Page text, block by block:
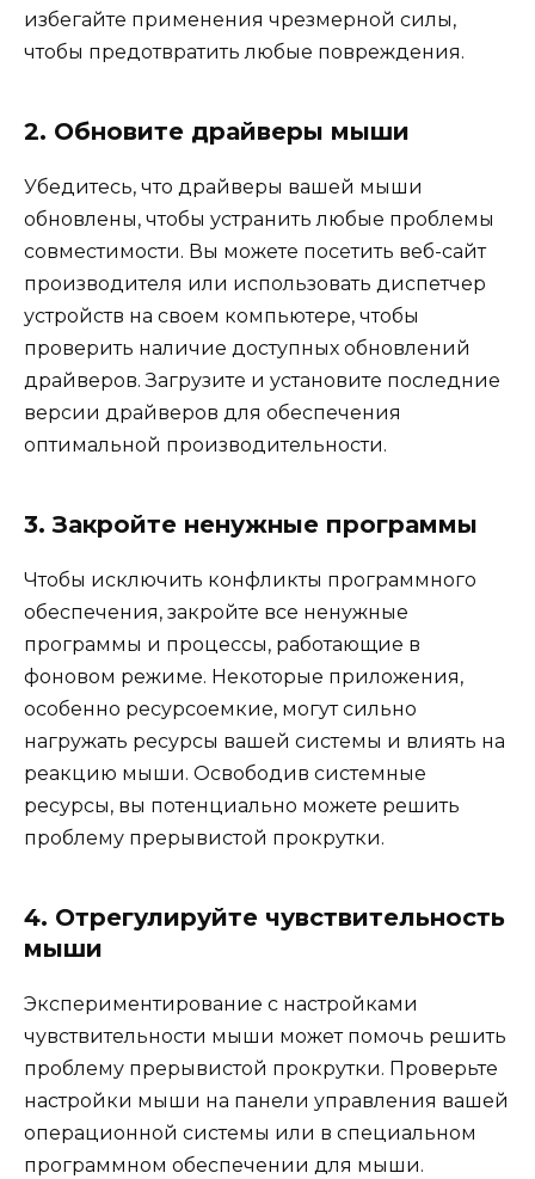
избегайте применения чрезмерной силы,
чтобы предотвратить любые повреждения.
2. Обновите драйверы мыши
Убедитесь, что драйверы вашей мыши
обновлены, чтобы устранить любые проблемы
совместимости. Вы можете посетить веб-сайт
производителя или использовать диспетчер
устройств на своем компьютере, чтобы
проверить наличие доступных обновлений
драйверов. Загрузите и установите последние
версии драйверов для обеспечения
оптимальной производительности.
3. Закройте ненужные программы
Чтобы исключить конфликты программного
обеспечения, закройте все ненужные
программы и процессы, работающие в
фоновом режиме. Некоторые приложения,
особенно ресурсоемкие, могут сильно
нагружать ресурсы вашей системы и влиять на
реакцию мыши. Освободив системные
ресурсы, вы потенциально можете решить
проблему прерывистой прокрутки.
4. Отрегулируйте чувствительность
мыши
Экспериментирование с настройками
чувствительности мыши может помочь решить
проблему прерывистой прокрутки. Проверьте
настройки мыши на панели управления вашей
операционной системы или в специальном
программном обеспечении для мыши.